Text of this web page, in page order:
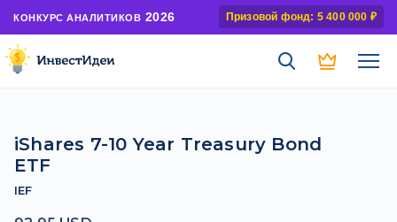
КОНКУРС АНАЛИТИКОВ 2026 Призовой фонд: 5 400 000 ₽
iShares 7-10 Year Treasury Bond
ETF
IEF